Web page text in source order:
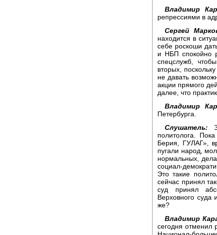
Владимир
репрессиями в
Сергей
находится в
себе роскоши
и НБП спокойно
спецслужб,
вторых,
не давать
акции прямого
далее, что
Владимир
Петербурга.
Слушатель:
политолога.
Берия, ГУЛАГ»,
пугали народ,
нормальных,
социал-
Это такие
сейчас принял
суд принял
Верховного
же?
Владимир
сегодня отменил